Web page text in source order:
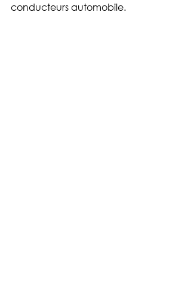
conducteurs automobile.